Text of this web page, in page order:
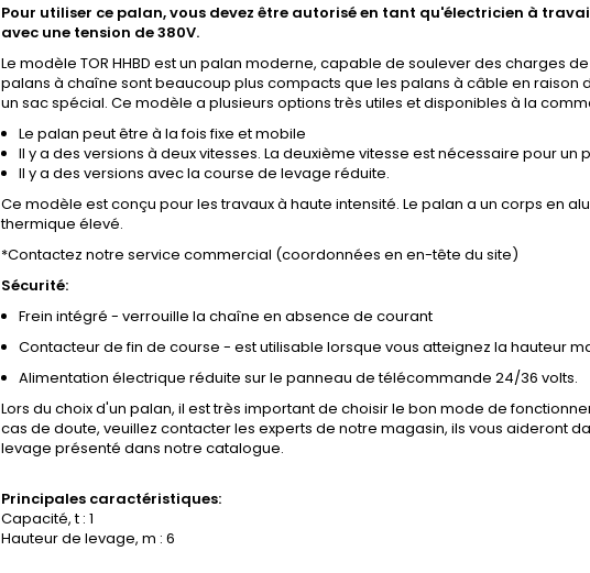
Pour utiliser ce palan, vous devez être autorisé en tant qu'électricien à
avec une tension de 380V.
Le modèle TOR HHBD est un palan moderne, capable de soulever des charges de
palans à chaîne sont beaucoup plus compacts que les palans à câble en raison
un sac spécial. Ce modèle a plusieurs options très utiles et disponibles à la
Le palan peut être à la fois fixe et mobile
Il y a des versions à deux vitesses. La deuxième vitesse est nécessaire pour
Il y a des versions avec la course de levage réduite.
Ce modèle est conçu pour les travaux à haute intensité. Le palan a un corps en
thermique élevé.
*Contactez notre service commercial (coordonnées en en-tête du site)
Sécurité:
Frein intégré - verrouille la chaîne en absence de courant
Contacteur de fin de course - est utilisable lorsque vous atteignez la hauteur
Alimentation électrique réduite sur le panneau de télécommande 24/36 volts.
Lors du choix d'un palan, il est très important de choisir le bon mode de
cas de doute, veuillez contacter les experts de notre magasin, ils vous aideront
levage présenté dans notre catalogue.
Principales caractéristiques:
Capacité, t : 1
Hauteur de levage, m : 6